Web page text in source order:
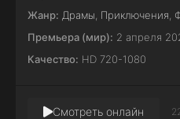
Жанр: Драмы Приключения
Премьера (мир): 2 апреля
Качество: HD 720-1080
Смотреть онлайн